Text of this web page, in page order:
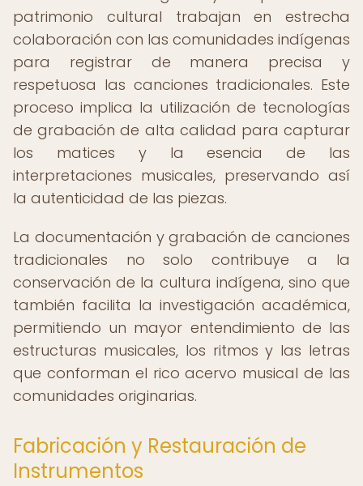
patrimonio cultural trabajan en estrecha
colaboración con las comunidades indígenas
para registrar de manera precisa y
respetuosa las canciones tradicionales. Este
proceso implica la utilización de tecnologías
de grabación de alta calidad para capturar
los matices y la esencia de las
interpretaciones musicales, preservando así
la autenticidad de las piezas.
La documentación y grabación de canciones
tradicionales no solo contribuye a la
conservación de la cultura indígena, sino que
también facilita la investigación académica,
permitiendo un mayor entendimiento de las
estructuras musicales, los ritmos y las letras
que conforman el rico acervo musical de las
comunidades originarias.
Fabricación y Restauración de
Instrumentos